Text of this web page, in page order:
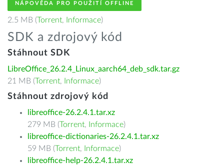
NÁPOVĚDA PRO POUŽITÍ OFFLINE
2.5 MB (Torrent, Informace)
SDK a zdrojový kód
Stáhnout SDK
LibreOffice_26.2.4_Linux_aarch64_deb_sdk.tar.gz
21 MB (Torrent, Informace)
Stáhnout zdrojový kód
libreoffice-26.2.4.1.tar.xz
279 MB (Torrent, Informace)
libreoffice-dictionaries-26.2.4.1.tar.xz
59 MB (Torrent, Informace)
libreoffice-help-26.2.4.1.tar.xz